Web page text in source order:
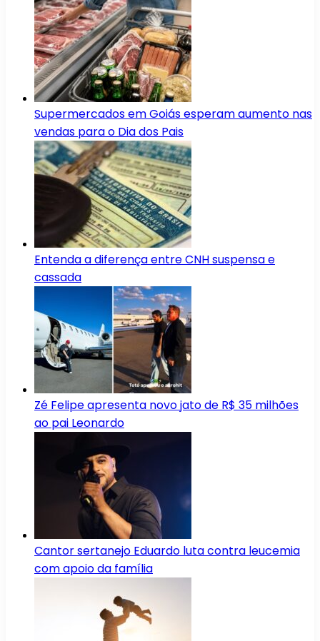
Supermercados em Goiás esperam aumento nas
vendas para o Dia dos Pais
Entenda a diferença entre CNH suspensa e
cassada
Zé Felipe apresenta novo jato de R$ 35 milhões
ao pai Leonardo
Cantor sertanejo Eduardo luta contra leucemia
com apoio da família